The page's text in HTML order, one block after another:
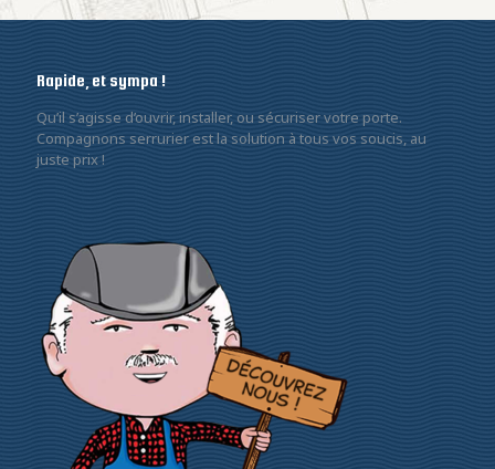
Rapide, et sympa !
Qu’il s’agisse d’ouvrir, installer, ou sécuriser votre porte.
Compagnons serrurier est la solution à tous vos soucis, au
juste prix !